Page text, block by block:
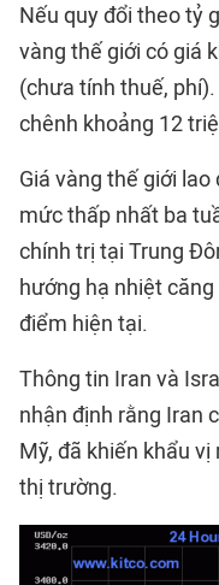
Nếu quy đổi theo tỷ
vàng thế giới có giá
(chưa tính thuế,
chênh khoảng 12
Giá vàng thế giới
mức thấp nhất ba
chính trị tại Trung
hướng hạ nhiệt
điểm hiện tại.
Thông tin Iran và
nhận định rằng Iran
Mỹ, đã khiến khẩu
thị trường.